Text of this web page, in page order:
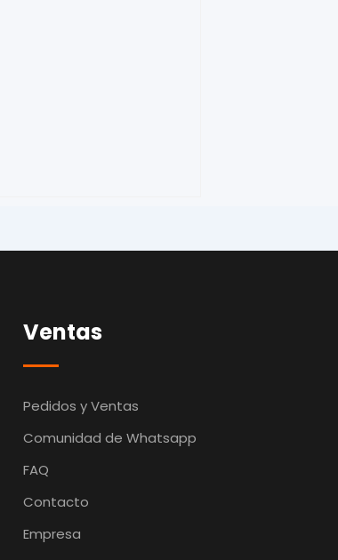
Ventas
Pedidos y Ventas
Comunidad de Whatsapp
FAQ
Contacto
Empresa